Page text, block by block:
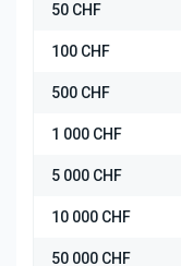
50 CHF
100 CHF
500 CHF
1 000 CHF
5 000 CHF
10 000 CHF
50 000 CHF